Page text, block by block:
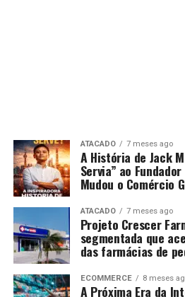
ATACADO 7 meses ago
A História de Jack
Servia” ao
Mudou o Comércio
ATACADO 7 meses ago
Projeto Crescer
segmentada que
das farmácias de
ECOMMERCE 8 meses
A Próxima Era da